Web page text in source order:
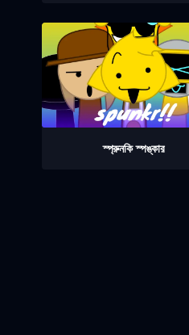
স্প্রুনকি স্পঙ্কার